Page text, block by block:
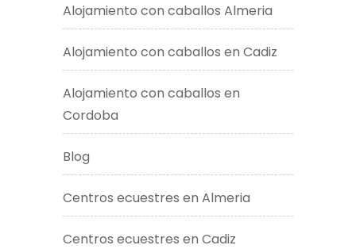
Alojamiento con caballos Almeria
Alojamiento con caballos en Cadiz
Alojamiento con caballos en
Cordoba
Blog
Centros ecuestres en Almeria
Centros ecuestres en Cadiz